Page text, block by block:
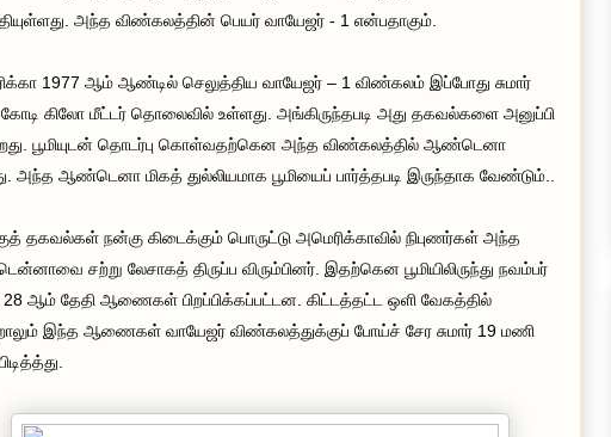
அந்த விண்கலத்தின் பெயர் வாயேஜர் - 1 என்பதாகும்.
1977 ஆம் ஆண்டில் செலுத்திய வாயேஜர் – 1 விண்கலம் இப்போது சுமார்
கோடி கிலோ மீட்டர் தொலைவில் உள்ளது. அங்கிருந்தபடி அது தகவல்களை அனுப்பி
பூமியுடன் தொடர்பு கொள்வதற்கென அந்த விண்கலத்தில் ஆண்டெனா
அந்த ஆண்டெனா மிகத் துல்லியமாக பூமியைப் பார்த்தபடி இருந்தாக வேண்டும்..
தகவல்கள் நன்கு கிடைக்கும் பொருட்டு அமெரிக்காவில் நிபுணர்கள் அந்த
சற்று லேசாகத் திருப்ப விரும்பினர். இதற்கென பூமியிலிருந்து நவம்பர்
28 ஆம் தேதி ஆணைகள் பிறப்பிக்கப்பட்டன. கிட்டத்தட்ட ஒளி வேகத்தில்
இந்த ஆணைகள் வாயேஜர் விண்கலத்துக்குப் போய்ச் சேர சுமார் 19 மணி